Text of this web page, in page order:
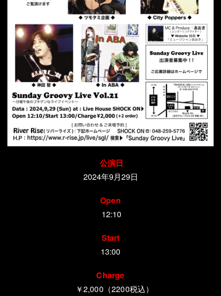
公演日
2024年9月29日
Open
12:10
Start
13:00
Charge
￥2,000（2200税込）